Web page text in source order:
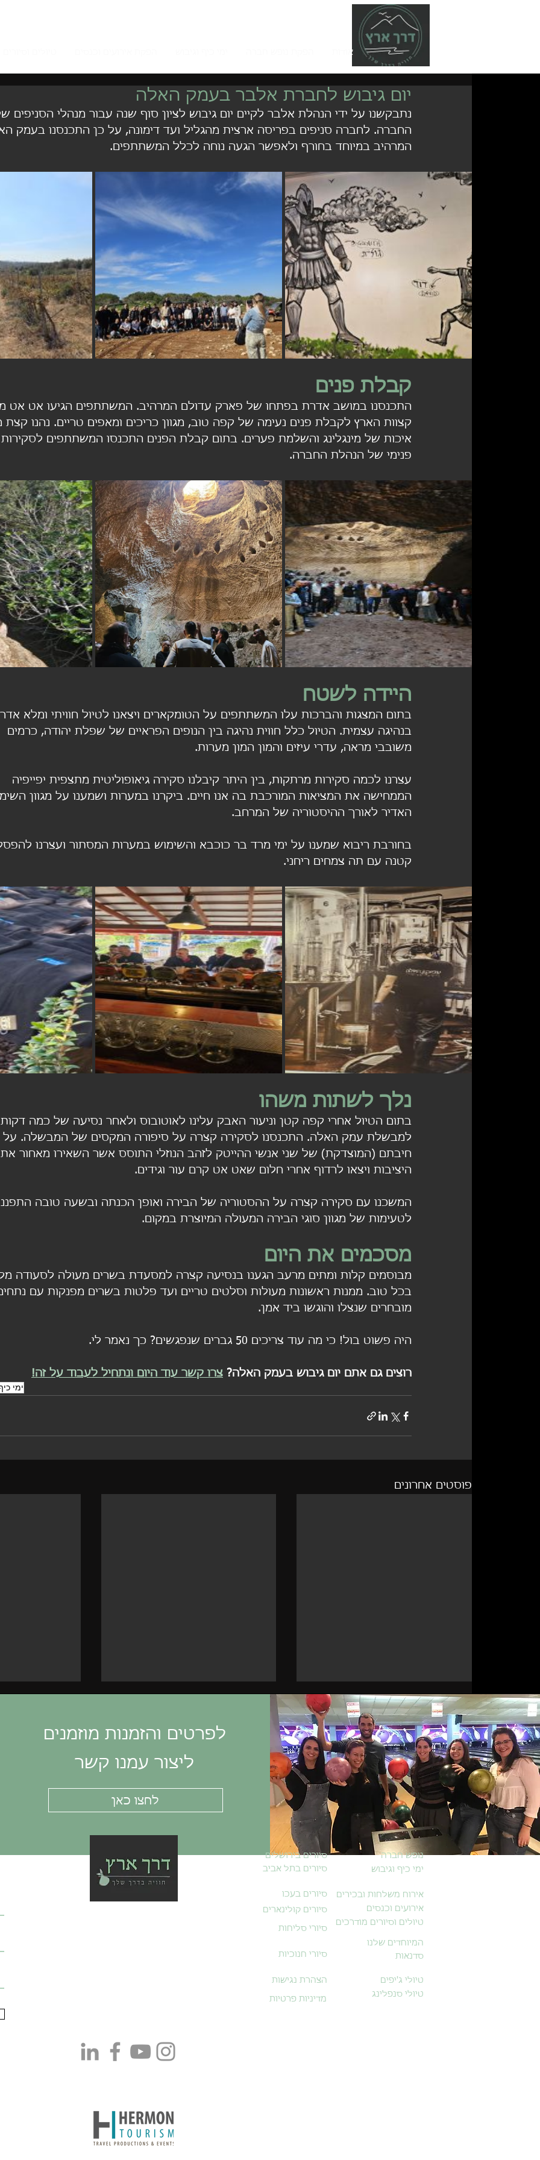
אודות
יום גיבוש לחברת אלבר בעמק האלה
נתבקשנו על ידי הנהלת אלבר לקיים יום גיבוש לציון סוף שנה עבור מנהלי הסניפים
החברה. לחברה סניפים בפריסה ארצית מהגליל ועד דימונה, על כן התכנסנו בעמק
המרהיב במיוחד בחורף ולאפשר הגעה נוחה לכלל המשתתפים.
קבלת פנים
התכנסנו במושב אדרת בפתחו של פארק עדולם המרהיב. המשתתפים הגיעו אט אט
קצוות הארץ לקבלת פנים נעימה של קפה טוב, מגוון כריכים ומאפים טריים. נהנו קצת
איכות של מינגלינג והשלמת פערים. בתום קבלת הפנים התכנסו המשתתפים לסקירות
פנימי של הנהלת החברה.
היידה לשטח
בתום המצגות והברכות עלו המשתתפים על הטומקארים ויצאנו לטיול חוויתי ומלא
בנהיגה עצמית. הטיול כלל חווית נהיגה בין הנופים הפראיים של שפלת יהודה, כרמים
משובבי מראה, עדרי עיזים והמון המון מערות.
עצרנו לכמה סקירות מרתקות, בין היתר קיבלנו סקירה גיאופוליטית מתצפית יפייפיה
הממחישה את המציאות המורכבת בה אנו חיים. ביקרנו במערות ושמענו על מגוון
האדיר לאורך ההיסטוריה של המרחב.
בחורבת ריבוא שמענו על ימי מרד בר כוכבא והשימוש במערות המסתור ועצרנו
קטנה עם תה צמחים ריחני.
נלך לשתות משהו
בתום הטיול אחרי קפה קטן וניעור האבק עלינו לאוטובוס ולאחר נסיעה של כמה
למבשלת עמק האלה. התכנסנו לסקירה קצרה על סיפורה המקסים של המבשלה. על
חיבתם (המוצדקת) של שני אנשי ההייטק לזהב הנוזלי התוסס אשר השאירו מאחור
היציבות ויצאו לרדוף אחרי חלום שאט אט קרם עור וגידים.
המשכנו עם סקירה קצרה על ההסטוריה של הבירה ואופן הכנתה ובשעה טובה
לטעימות של מגוון סוגי הבירה המעולה המיוצרת במקום.
מסכמים את היום
מבוסמים קלות ומתים מרעב הגענו בנסיעה קצרה למסעדת בשרים מעולה לסעודה
בכל טוב. ממנות ראשונות מעולות וסלטים טריים ועד פלטות בשרים מפנקות עם
מובחרים שנצלו והוגשו ביד אמן.
היה פשוט בול! כי מה עוד צריכים 50 גברים שנפגשים? כך נאמר לי.
רוצים גם אתם יום גיבוש בעמק האלה? צרו קשר עוד היום ונתחיל לעבוד על זה!
ימי
פוסטים אחרונים
פעילות סיכום שנה לשירות
בתי הסוהר ביער בן שמן
יום גיבוש בשרון לחברת
לפרטים והזמנות מוזמנים
ליצור עמנו קשר
לחצו כאן
סיורים בירושלים
סיורים בתל אביב
נופש חברה
ימי כיף וגיבוש
סיורים בעכו אירוח משלחות ובכירים
סיורים קולינארים
סיורי סליחות
אירועים וכנסים
טיולים וסיורים מודרכים
סיורי חנוכיות
המיוחדים שלנו
סדנאות
הצהרת נגישות טיולי ג'יפים
מדיניות פרטיות
טיולי סנפלינג